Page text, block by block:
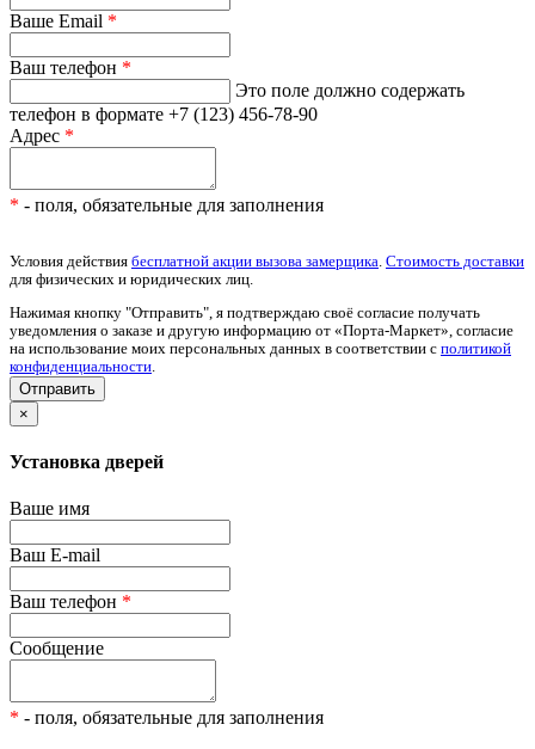
Ваше Email *
Ваш телефон *
Это поле должно содержать
телефон в формате +7 (123) 456-78-90
Адрес *
* - поля, обязательные для заполнения
Условия действия бесплатной акции вызова замерщика Стоимость доставки
для физических и юридических лиц.
Нажимая кнопку "Отправить", я подтверждаю своё согласие получать
уведомления о заказе и другую информацию от «Порта-Маркет», согласие
на использование моих персональных данных в соответствии с политикой
конфиденциальности
×
Установка дверей
Ваше имя
Ваш E-mail
Ваш телефон *
Сообщение
* - поля, обязательные для заполнения